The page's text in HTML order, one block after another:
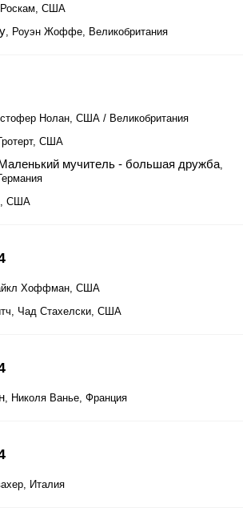
США
, Роуэн Жоффе, Великобритания
Нолан, США / Великобритания
США
мучитель - большая дружба,
США
Хоффман, США
Чад Стахелски, США
, Николя Ванье, Франция
Италия